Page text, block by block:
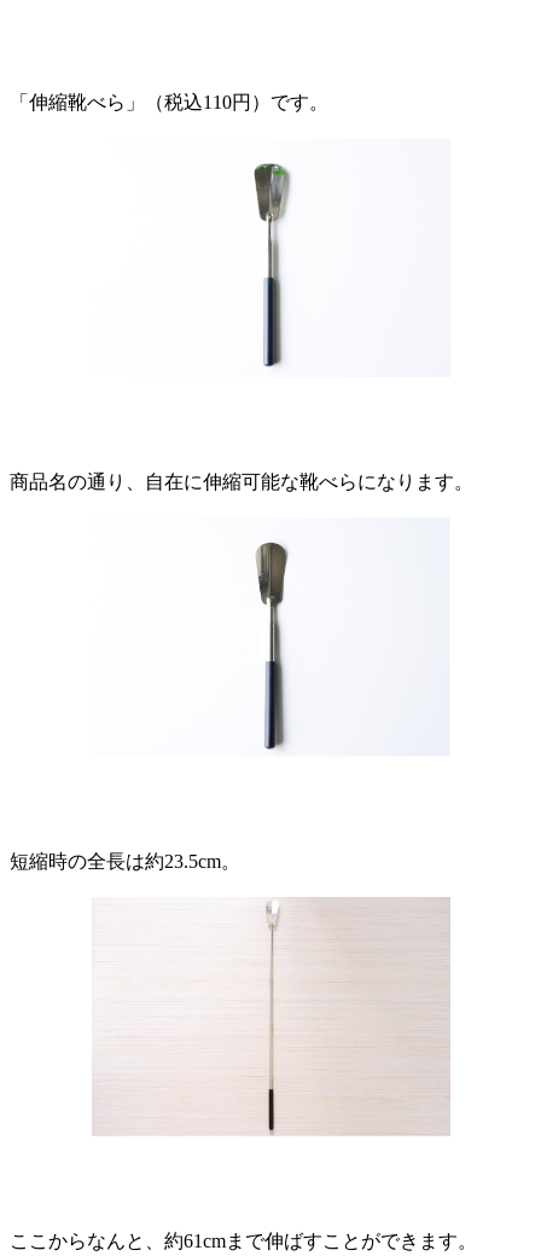
「伸縮靴べら」（税込110円）です。
商品名の通り、自在に伸縮可能な靴べらになります。
短縮時の全長は約23.5cm。
ここからなんと、約61cmまで伸ばすことができます。